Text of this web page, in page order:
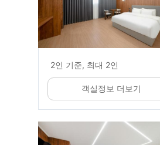
2인 기준, 최대 2인
객실정보 더보기